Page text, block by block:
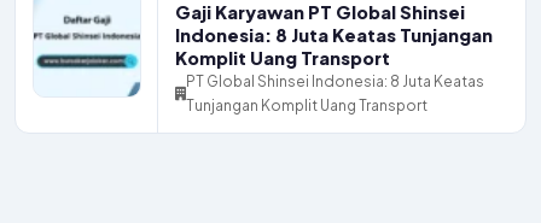
Gaji Karyawan PT Global Shinsei
Indonesia: 8 Juta Keatas Tunjangan
Komplit Uang Transport
PT Global Shinsei Indonesia: 8 Juta Keatas
Tunjangan Komplit Uang Transport